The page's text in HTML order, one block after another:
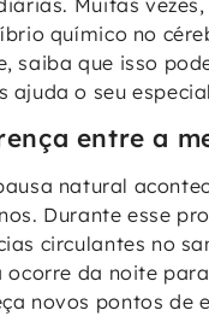
Muitas
químico no
saiba que isso
ajuda o seu
entre a
natural
Durante esse
circulantes no
ocorre da noite
novos pontos de